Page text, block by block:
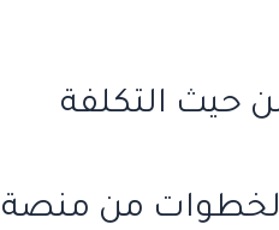
حيث التكلفة
من منصة